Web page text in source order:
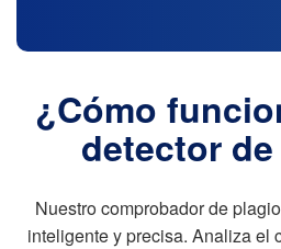
¿Cómo
detector
Nuestro comprobador de
inteligente y precisa. Analiza el